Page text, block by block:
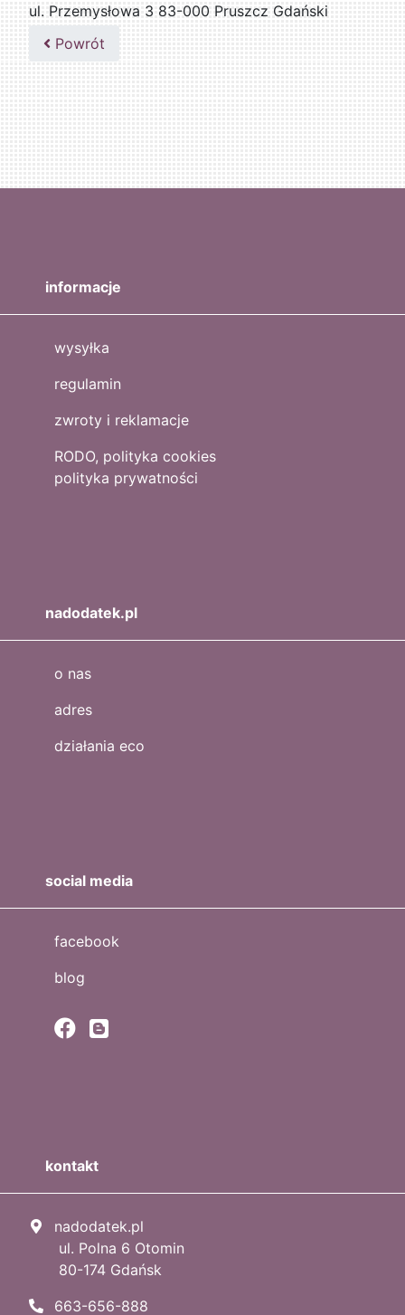
ul. Przemysłowa 3 83-000 Pruszcz Gdański
Powrót
informacje
wysyłka
regulamin
zwroty i reklamacje
RODO, polityka cookies
polityka prywatności
nadodatek.pl
o nas
adres
działania eco
social media
facebook
blog
kontakt
nadodatek.pl
ul. Polna 6 Otomin
80-174 Gdańsk
663-656-888